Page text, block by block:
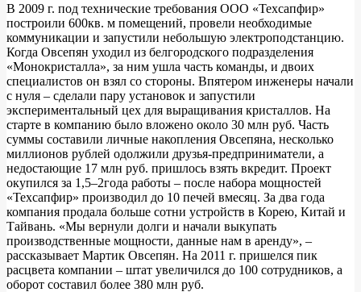
В 2009 г. под технические требования ООО «Техсапфир»
построили 600кв. м помещений, провели необходимые
коммуникации и запустили небольшую электроподстанцию.
Когда Овсепян уходил из белгородского подразделения
«Монокристалла», за ним ушла часть команды, и двоих
специалистов он взял со стороны. Впятером инженеры начали
с нуля – сделали пару установок и запустили
экспериментальный цех для выращивания кристаллов. На
старте в компанию было вложено около 30 млн руб. Часть
суммы составили личные накопления Овсепяна, несколько
миллионов рублей одолжили друзья-предприниматели, а
недостающие 17 млн руб. пришлось взять вкредит. Проект
окупился за 1,5–2года работы – после набора мощностей
«Техсапфир» производил до 10 печей вмесяц. За два года
компания продала больше сотни устройств в Корею, Китай и
Тайвань. «Мы вернули долги и начали выкупать
производственные мощности, данные нам в аренду», –
рассказывает Мартик Овсепян. На 2011 г. пришелся пик
расцвета компании – штат увеличился до 100 сотрудников, а
оборот составил более 380 млн руб.